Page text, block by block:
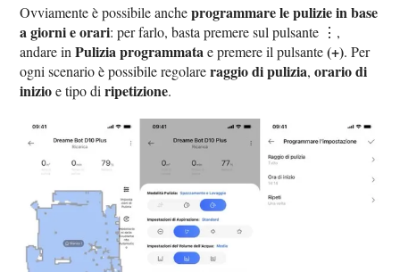
Ovviamente è possibile ancheprogrammare le pulizie in base
a giorni e orari: per farlo, basta premere sul pulsante ⋮,
andare inPulizia programmatae premere il pulsante(+). Per
ogni scenario è possibile regolareraggio di pulizia,orario di
inizioe tipo diripetizione.